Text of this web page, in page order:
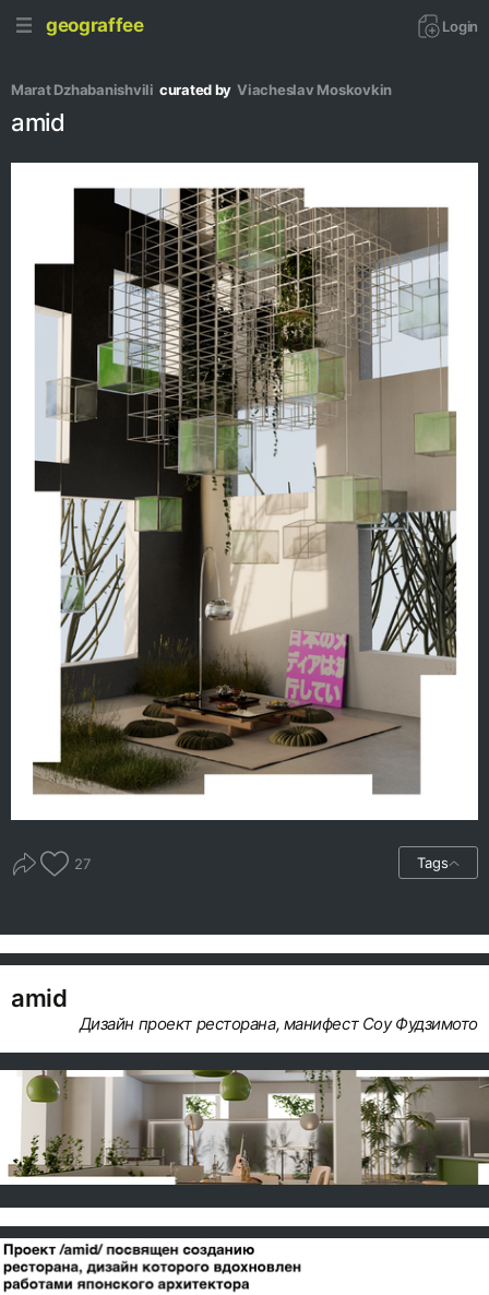
geograffee Login
Marat Dzhabanishvili curated by Viacheslav Moskovkin
amid
27 Tags
amid
Дизайн проект ресторана, манифест Соу Фудзимото